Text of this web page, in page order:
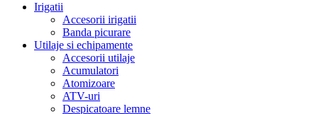
Irigatii
Accesorii irigatii
Banda picurare
Utilaje si echipamente
Accesorii utilaje
Acumulatori
Atomizoare
ATV-uri
Despicatoare lemne